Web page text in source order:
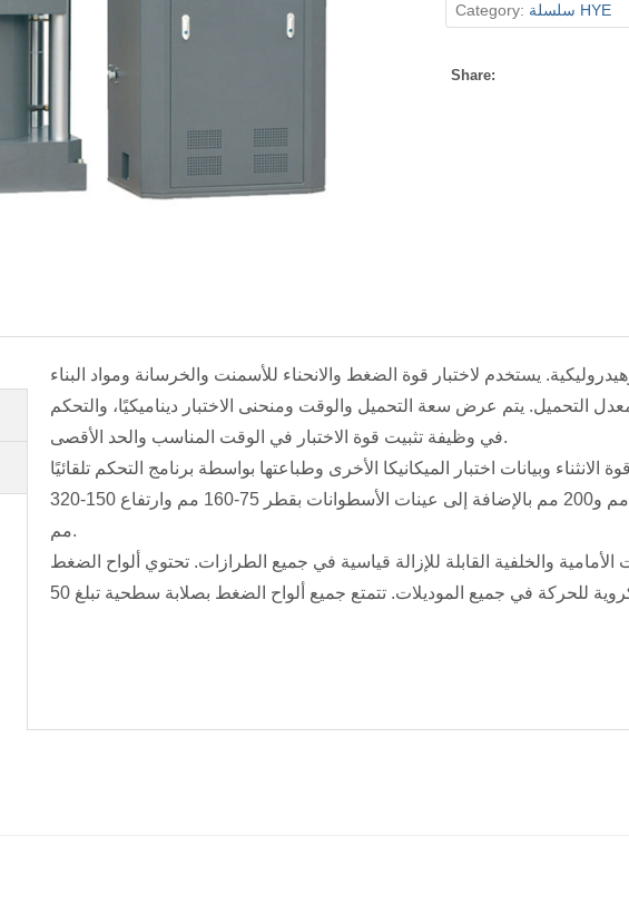
Category: سلسلة HYE
Share:
يستخدم لاختبار قوة الضغط والانحناء للأسمنت والخرسانة ومواد البناء
التحميل. يتم عرض سعة التحميل والوقت ومنحنى الاختبار ديناميكيًا، والتحكم
في وظيفة تثبيت قوة الاختبار في الوقت المناسب والحد الأقصى.
مناسبة لاختبار عينات المكعب 50 مم، 100 مم، 150 مم و200 مم بالإضافة إلى عينات الأسطوانات بقطر 75-160 مم وارتفاع 150-320
مم.
والخلفية القابلة للإزالة قياسية في جميع الطرازات. تحتوي ألواح الضغط